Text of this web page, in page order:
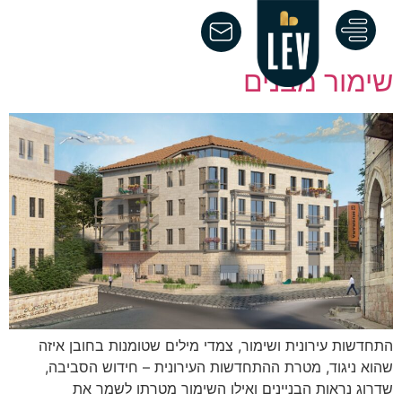
מחבר:rivka
מבנים
עירונית ושימור, צמדי מילים שטומנות בחובן איזה
ניגוד, מטרת ההתחדשות העירונית – חידוש הסביבה,
נראות הבניינים ואילו השימור מטרתו לשמר את